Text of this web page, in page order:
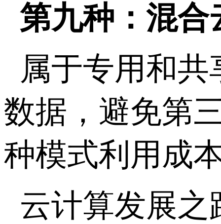
第九种：混合
属于专用和
数据，避免第
种模式利用成
云计算发展